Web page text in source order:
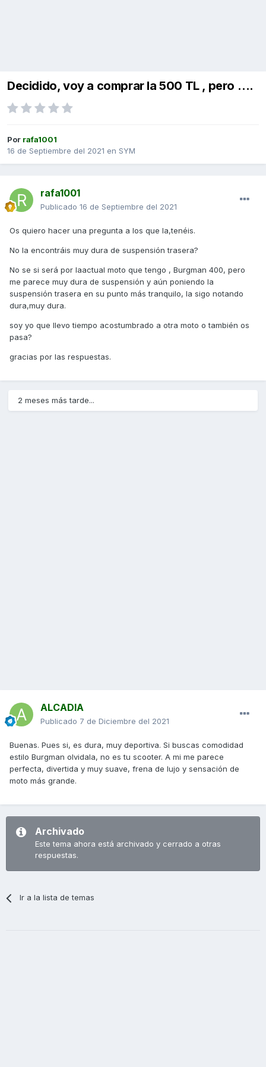
Decidido, voy a comprar la 500 TL , pero ….
Por rafa1001
16 de Septiembre del 2021 en SYM
rafa1001
Publicado 16 de Septiembre del 2021
Os quiero hacer una pregunta a los que la,tenéis.
No la encontráis muy dura de suspensión trasera?
No se si será por laactual moto que tengo , Burgman 400, pero
me parece muy dura de suspensión y aún poniendo la
suspensión trasera en su punto más tranquilo, la sigo notando
dura,muy dura.
soy yo que llevo tiempo acostumbrado a otra moto o también os
pasa?
gracias por las respuestas.
2 meses más tarde...
ALCADIA
Publicado 7 de Diciembre del 2021
Buenas. Pues si, es dura, muy deportiva. Si buscas comodidad
estilo Burgman olvidala, no es tu scooter. A mi me parece
perfecta, divertida y muy suave, frena de lujo y sensación de
moto más grande.
Archivado
Este tema ahora está archivado y cerrado a otras
respuestas.
Ir a la lista de temas